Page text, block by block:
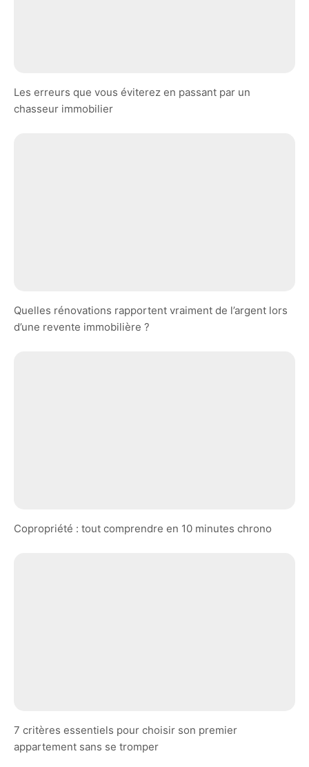
Les erreurs que vous éviterez en passant par un
chasseur immobilier
Quelles rénovations rapportent vraiment de l’argent lors
d’une revente immobilière ?
Copropriété : tout comprendre en 10 minutes chrono
7 critères essentiels pour choisir son premier
appartement sans se tromper